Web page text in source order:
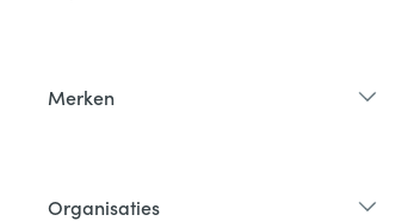
Merken
Organisaties